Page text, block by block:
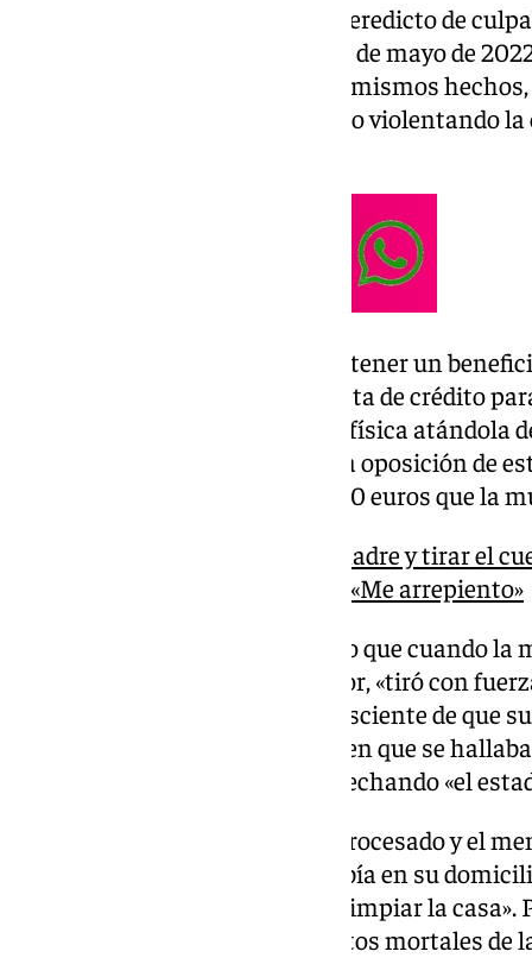
Esta sentencia se dicta tras el veredicto de
que consideró probado que el 25 de mayo de
menor, ya condenado por estos mismos
adoptiva «sin su consentimiento violentando
«Para lograr sus propósito de obtener un
que le facilitara el pin de la tarjeta de crédito
corriente, empleando violencia física atándola
hasta acabar con su vida ante la oposición de
precisa que tras esto se llevó 900 euros que la
El acusado de matar a su madre y tirar el
Málaga admite los hechos: «Me arrepiento»
Asimismo, se declara acreditado que cuando
acusado, en compañía del menor, «tiró con
alrededor de cuello, «siendo consciente de que
muerte y de las circunstancias en que se
dificultaban defenderse», aprovechando «el
Tras esto, dice la sentencia, el procesado y el
mujer en un congelador que había en su
dos días, para luego proceder a limpiar la
falta de respeto debido a los restos mortales